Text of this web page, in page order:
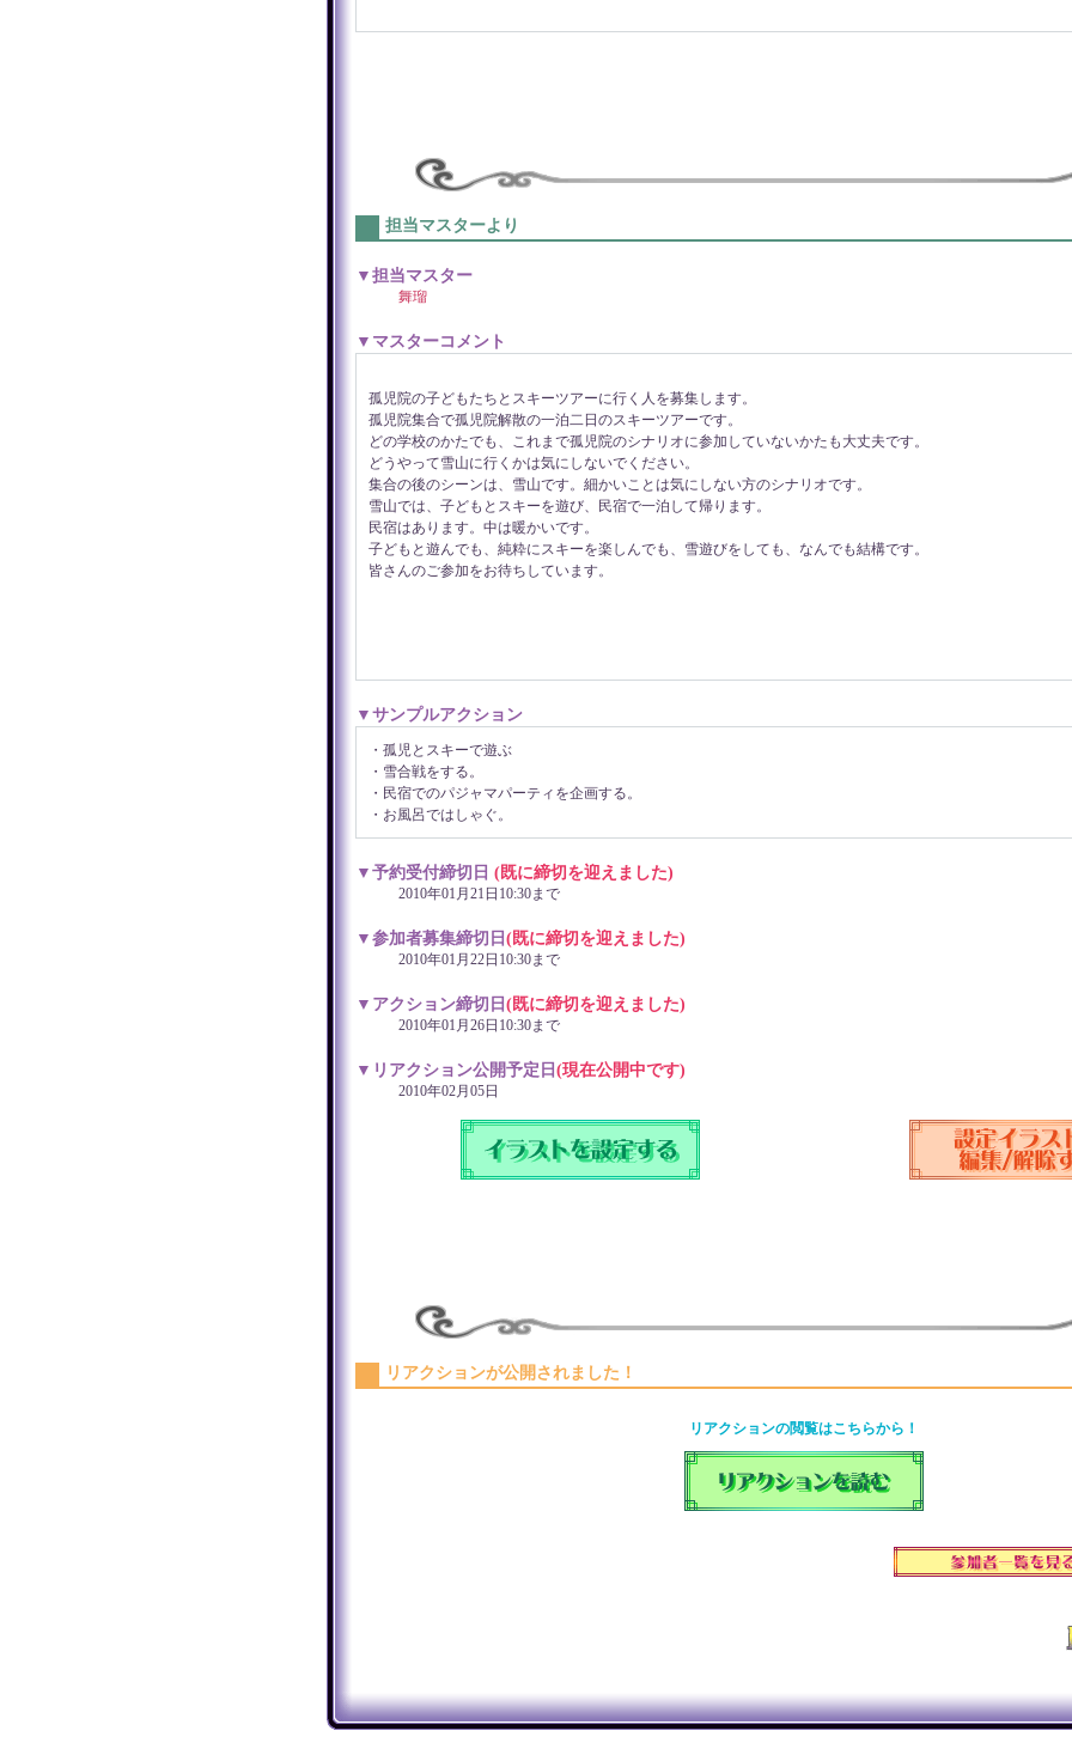
担当マスターより
▼担当マスター
舞瑠
▼マスターコメント
孤児院の子どもたちとスキーツアーに行く人を募集します。
孤児院集合で孤児院解散の一泊二日のスキーツアーです。
どの学校のかたでも、これまで孤児院のシナリオに参加していないかたも大丈夫です。
どうやって雪山に行くかは気にしないでください。
集合の後のシーンは、雪山です。細かいことは気にしない方のシナリオです。
雪山では、子どもとスキーを遊び、民宿で一泊して帰ります。
民宿はあります。中は暖かいです。
子どもと遊んでも、純粋にスキーを楽しんでも、雪遊びをしても、なんでも結構です。
皆さんのご参加をお待ちしています。
▼サンプルアクション
・孤児とスキーで遊ぶ
・雪合戦をする。
・民宿でのパジャマパーティを企画する。
・お風呂ではしゃぐ。
▼予約受付締切日 (既に締切を迎えました)
2010年01月21日10:30まで
▼参加者募集締切日 (既に締切を迎えました)
2010年01月22日10:30まで
▼アクション締切日 (既に締切を迎えました)
2010年01月26日10:30まで
▼リアクション公開予定日 (現在公開中です)
2010年02月05日
リアクションが公開されました！
リアクションの閲覧はこちらから！